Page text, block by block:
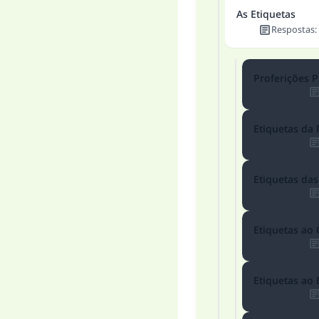
As Etiquetas
Respostas:
Proferições
Etiquetas da
Etiquetas
Etiquetas ao
Etiquetas ao
A